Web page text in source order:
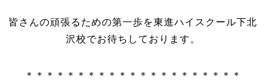
皆さんの頑張るための第一歩を東進ハイスクール下北
沢校でお待ちしております。
＊＊＊＊＊＊＊＊＊＊＊＊＊＊＊＊＊＊＊＊＊